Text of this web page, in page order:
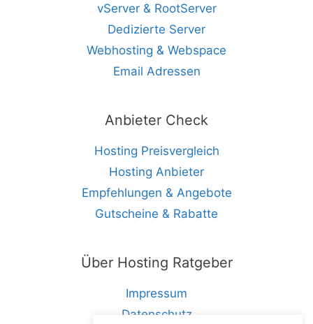
vServer & RootServer
Dedizierte Server
Webhosting & Webspace
Email Adressen
Anbieter Check
Hosting Preisvergleich
Hosting Anbieter
Empfehlungen & Angebote
Gutscheine & Rabatte
Über Hosting Ratgeber
Impressum
Datenschutz